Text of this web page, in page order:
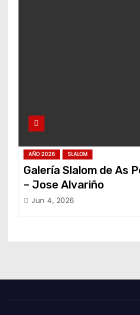
AÑO 2026 SLALOM
Galería Slalom de As
– Jose Alvariño
Jun 4, 2026